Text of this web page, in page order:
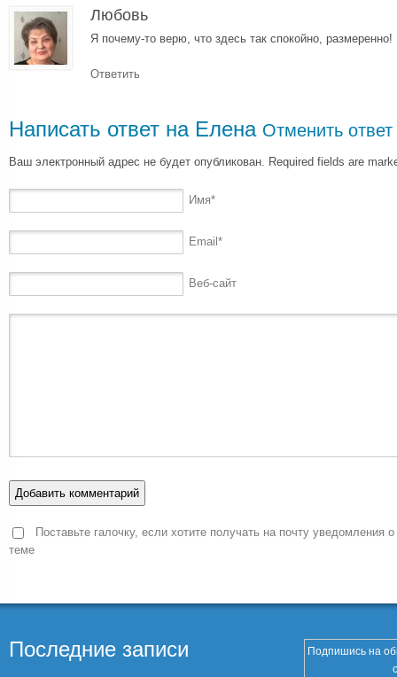
Любовь
Я почему-то верю, что здесь так спокойно, размеренно!
Ответить
Написать ответ на Елена Отменить ответ
Ваш электронный адрес не будет опубликован. Required fields are
Имя*
Email *
Веб-сайт
Поставьте галочку, если хотите получать на почту уведомления
теме
Последние записи
Подпишись на